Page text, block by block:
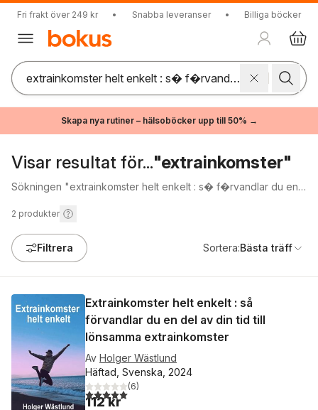
Fri frakt över 249 kr • Snabba leveranser • Billiga böcker
Skapa nya rutiner – hälsoböcker upp till 50% →
Visar resultat för..."extrainkomster"
Sökningen "extrainkomster helt enkelt : s� f�rvandlar du en
2 produkter
Filtrera Sortera:Bästa träff
Extrainkomster helt enkelt : så
förvandlar du en del av din tid till
lönsamma extrainkomster
Av Holger Wästlund
Häftad, Svenska, 2024
5,0utav 5 stjärnor. Totalt antal röster:
(6)
112 kr